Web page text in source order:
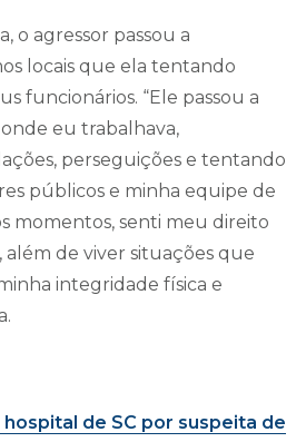
o agressor passou a
locais que ela tentando
funcionários. “Ele passou a
eu trabalhava,
perseguições e tentando
públicos e minha equipe de
momentos, senti meu direito
além de viver situações que
integridade física e
de SC por suspeita de